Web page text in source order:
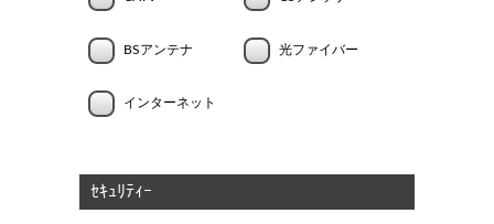
BSアンテナ 光ファイバー
インターネット
ｾｷｭﾘﾃｨｰ